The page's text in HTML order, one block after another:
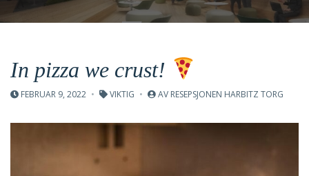
In pizza we crust!
FEBRUAR 9, 2022 VIKTIG AV RESEPSJONEN HARBITZ TORG